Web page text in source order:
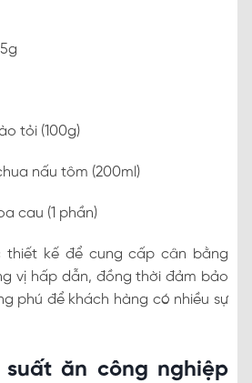
tỏi (100g)
nấu tôm (200ml)
cau (1 phần)
thiết kế để cung cấp cân bằng
vị hấp dẫn, đồng thời đảm bảo
phú để khách hàng có nhiều sự
ăn công nghiệp